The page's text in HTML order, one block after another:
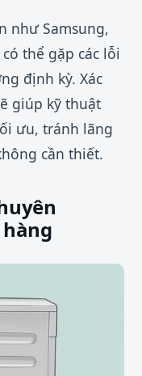
như Samsung,
thể gặp các lỗi
định kỳ. Xác
giúp kỹ thuật
ưu, tránh lãng
cần thiết.